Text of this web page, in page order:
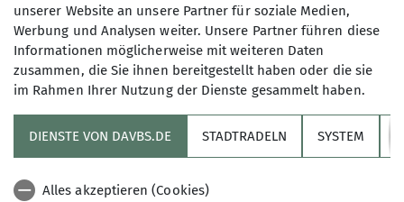
Sektion
unserer Website an unsere Partner für soziale Medien,
Werbung und Analysen weiter. Unsere Partner führen diese
Informationen möglicherweise mit weiteren Daten
zusammen, die Sie ihnen bereitgestellt haben oder die sie
im Rahmen Ihrer Nutzung der Dienste gesammelt haben.
DIENSTE VON DAVBS.DE STADTRADELN SYSTEM
Alles akzeptieren (Cookies)